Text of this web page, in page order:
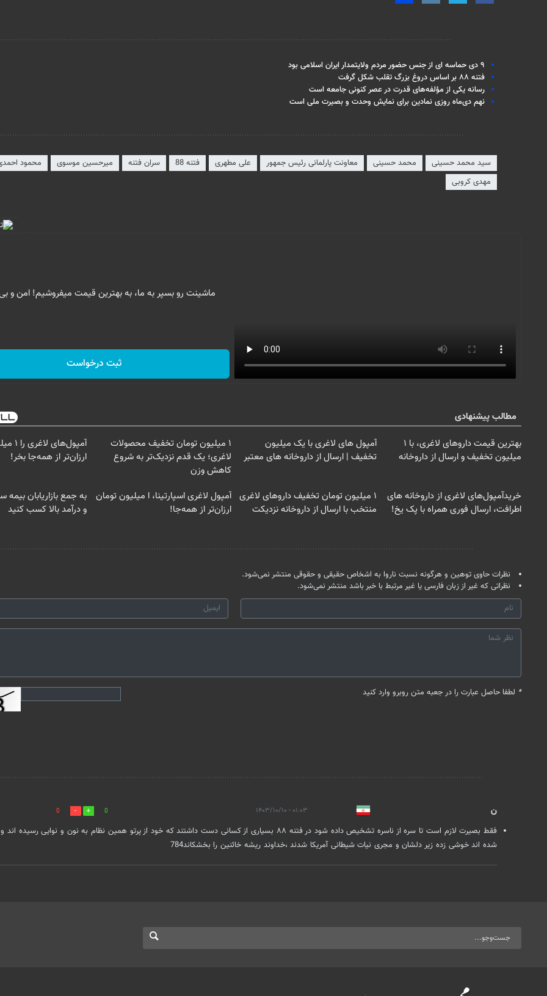
۹ دی حماسه ای از جنس حضور مردم ولایتمدار ایران اسلامی بود
فتنه ۸۸ بر اساس دروغ بزرگ تقلب شکل گرفت
رسانه یکی از مؤلفه‌های قدرت در عصر کنونی جامعه است
نهم دی‌ماه روزی نمادین برای نمایش وحدت و بصیرت ملی است
سید محمد حسینی محمد حسینی معاونت پارلمانی رئیس جمهور علی مطهری فتنه 88 سران فتنه میرحسین موسوی
محمود
مهدی کروبی
ماشینت رو بسپر به ما، به بهترین قیمت میفروشیم! امن و
ثبت درخواست
مطالب پیشنهادی
بهترین قیمت داروهای لاغری، با ۱
میلیون تخفیف و ارسال از داروخانه‌
آمپول های لاغری با یک میلیون
تخفیف | ارسال از داروخانه های معتبر
۱ میلیون تومان تخفیف محصولات
لاغری؛ یک قدم نزدیک‌تر به شروع
کاهش وزن
ارزان‌تر از همه‌جا بخر!
خریدآمپول‌های لاغری از داروخانه های
اطرافت، ارسال فوری همراه با پک یخ!
۱ میلیون تومان تخفیف داروهای لاغری
منتخب با ارسال از داروخانه نزدیکت
آمپول لاغری اسپارتینا، ا میلیون تومان
ارزان‌تر از همه‌جا!
به جمع بازاریابان بیمه
و درآمد بالا کسب کنید
نظرات حاوی توهین و هرگونه نسبت ناروا به اشخاص حقیقی و حقوقی منتشر نمی‌شود.
نظراتی که غیر از زبان فارسی یا غیر مرتبط با خبر باشد منتشر نمی‌شود.
* لطفا حاصل عبارت را در جعبه متن روبرو وارد کنید
ن ۰۱:۰۳ - ۱۴۰۳/۱۰/۱۰ 0
0
فقط بصیرت لازم است تا سره از ناسره تشخیص داده شود در فتنه ۸۸ بسیاری از کسانی دست داشتند که خود از پرتو همین نظام به نون و نوایی
شده اند خوشی زده زیر دلشان و مجری نیات شیطانی آمریکا شدند ،خداوند ریشه خائنین را بخشکاند784